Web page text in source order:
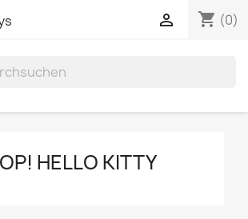
shopping_cart (0)

HELLO KITTY